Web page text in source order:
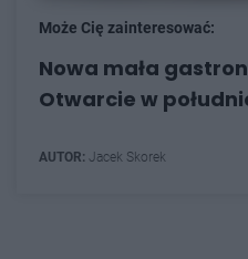
Może Cię zainteresować:
Nowa mała
Otwarcie w
AUTOR: Jacek Skorek